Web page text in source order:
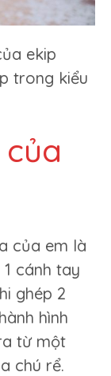
ekip
trong kiểu
của em là
cánh tay
ghép 2
hình
từ một
chú rể.